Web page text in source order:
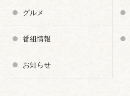
グルメ
番組情報
お知らせ